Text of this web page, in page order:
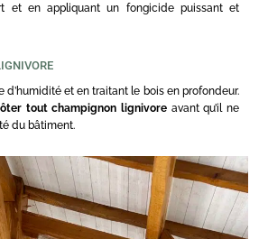
et en appliquant un fongicide puissant et
d’humidité et en traitant le bois en profondeur.
ôter tout champignon lignivoreavant qu’il ne
du bâtiment.